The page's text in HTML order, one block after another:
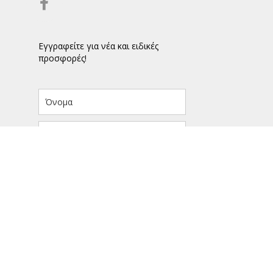
Εγγραφείτε για νέα και ειδικές
προσφορές!